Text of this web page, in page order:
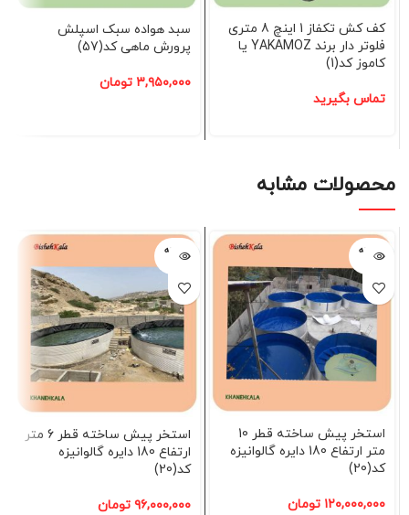
کف کش تکفاز 1 اینچ 8 متری
فلوتر دار برند YAKAMOZ یا
کاموز کد(1)
تماس بگیرید
سبد هواده سبک اسپلش
پرورش ماهی کد(57)
۳,۹۵۰,۰۰۰ تومان
محصولات مشابه
فروخته
شده
استخر پیش ساخته قطر 10
متر ارتفاع 180 دایره گالوانیزه
کد(20)
۱۲۰,۰۰۰,۰۰۰ تومان
فروخته
شده
استخر پیش ساخته قطر 6 متر
ارتفاع 180 دایره گالوانیزه
کد(20)
۹۶,۰۰۰,۰۰۰ تومان